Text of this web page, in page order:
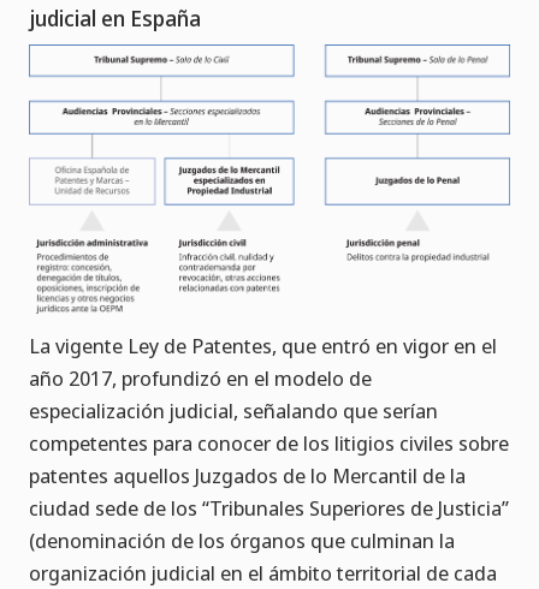
judicial en España
La vigente Ley de Patentes, que entró en vigor en el
año 2017, profundizó en el modelo de
especialización judicial, señalando que serían
competentes para conocer de los litigios civiles sobre
patentes aquellos Juzgados de lo Mercantil de la
ciudad sede de los “Tribunales Superiores de Justicia”
(denominación de los órganos que culminan la
organización judicial en el ámbito territorial de cada